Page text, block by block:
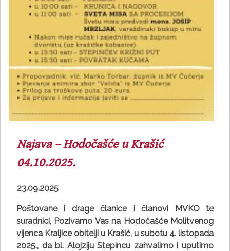
Najava – Hodočašće u Krašić
04.10.2025.
23.09.2025
Poštovane i drage članice i članovi MVKO te
suradnici, Pozivamo Vas na Hodočašće Molitvenog
vijenca Kraljice obitelji u Krašić, u subotu 4. listopada
2025., da bl. Alojziju Stepincu zahvalimo i uputimo